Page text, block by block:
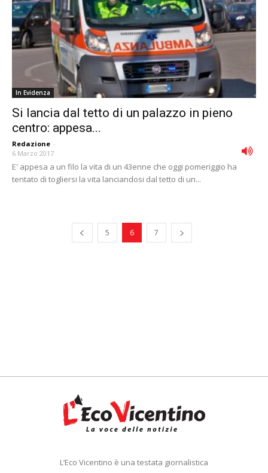
In Evidenza
Si lancia dal tetto di un palazzo in pieno
centro: appesa...
Redazione -
6 Marzo 2017
E' appesa a un filo la vita di un 43enne che oggi pomeriggio ha
tentato di togliersi la vita lanciandosi dal tetto di un...
5 6 7
L’Eco Vicentino è una testata giornalistica